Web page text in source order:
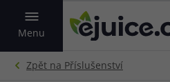
Menu
VYHLEDAT